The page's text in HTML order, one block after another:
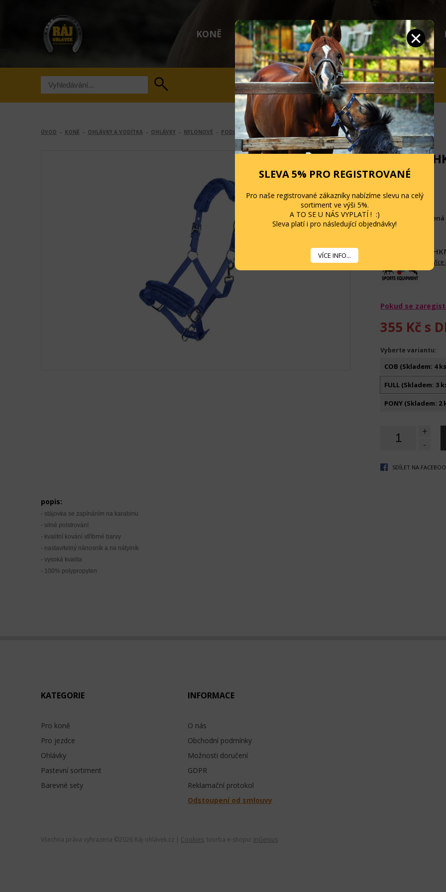
KONĚ JEZDCI STÁJ A OHRADA SLEVY
ÚVOD - KONĚ - OHLÁVKY A VODÍTKA - OHLÁVKY - NYLONOVÉ - PODLOŽENÉ - BERÁNKEM
Ohlávka
Kód: 20580014
Skladem
Ohlávka
Více informací...
Pokud se
355 Kč s
Vyberte variantu:
COB (Skladem: 4
FULL (Skladem: 3
PONY (Skladem: 2
+
-
SDÍLET NA
popis:
- stájovka se zapínáním na karabinu
- silné polstrování
- kvalitní kování stříbrné barvy
- nastavitelný nánosník a na nátylník
- vysoká kvalita
- 100% polypropylen
KATEGORIE
Pro koně
Pro jezdce
Ohlávky
Pastevní sortiment
Barevné sety
INFORMACE
O nás
Obchodní podmínky
Možnosti doručení
GDPR
Reklamační protokol
Odstoupení od smlouvy
Všechna práva vyhrazena ©2026 Ráj-ohlávek.cz | Cookies, tvorba e-shopu: InGenius
SLEVA 5% PRO REGISTROVANÉ
Pro naše registrované zákazníky nabízíme slevu na celý
sortiment ve výši 5%.
A TO SE U NÁS VYPLATÍ ! :)
Sleva platí i pro následující objednávky!
VÍCE INFO...